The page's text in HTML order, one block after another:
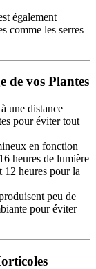
également
comme les serres
de vos Plantes
une distance
pour éviter tout
en fonction
heures de lumière
12 heures pour la
peu de
pour éviter